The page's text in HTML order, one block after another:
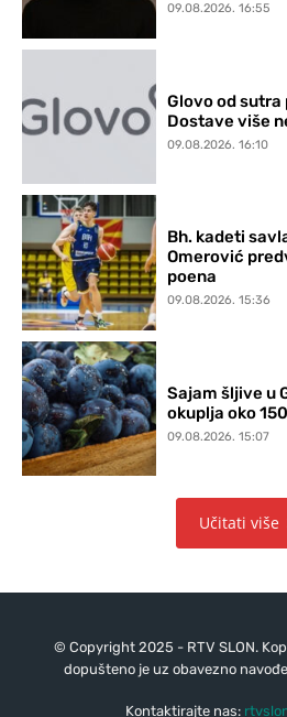
09.08.2026. 16:55
Glovo od sutra
Dostave više
09.08.2026. 16:10
Bh. kadeti
Omerović
poena
09.08.2026. 15:36
Sajam šljive u
okuplja oko
09.08.2026. 15:07
Učitati više
© Copyright 2025 - RTV SLON.
dopušteno je uz obavezno
Kontaktirajte nas: